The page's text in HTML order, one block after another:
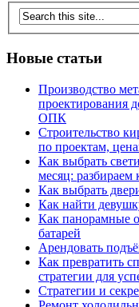
Новые статьи
Производство
проектирования
ОПК
Строительство
по проектам,
Как выбрать
месяц:
Как выбрать
Как найти
Как панорамные
батарей
Арендовать
Как превратить
стратегии для
Стратегии и